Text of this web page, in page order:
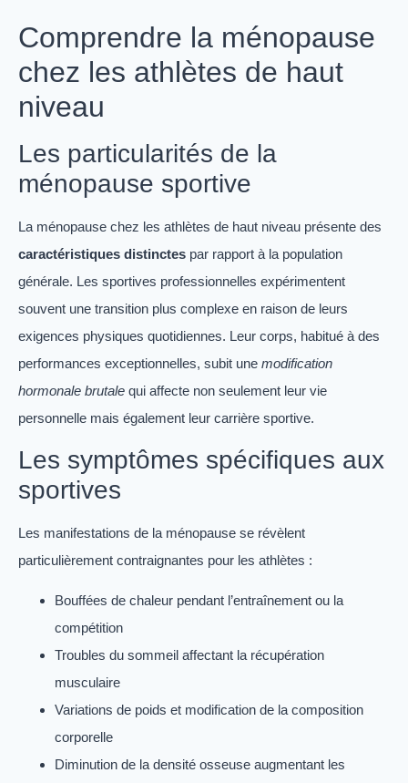
Comprendre la ménopause
chez les athlètes de haut
niveau
Les particularités de la
ménopause sportive
La ménopause chez les athlètes de haut niveau présente des
caractéristiques distinctes par rapport à la population
générale. Les sportives professionnelles expérimentent
souvent une transition plus complexe en raison de leurs
exigences physiques quotidiennes. Leur corps, habitué à des
performances exceptionnelles, subit une modification
hormonale brutale qui affecte non seulement leur vie
personnelle mais également leur carrière sportive.
Les symptômes spécifiques aux
sportives
Les manifestations de la ménopause se révèlent
particulièrement contraignantes pour les athlètes :
Bouffées de chaleur pendant l’entraînement ou la
compétition
Troubles du sommeil affectant la récupération
musculaire
Variations de poids et modification de la composition
corporelle
Diminution de la densité osseuse augmentant les